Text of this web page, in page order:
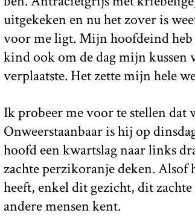
uitgekeken en nu het zover is
voor me ligt. Mijn hoofdeind heb
kind ook om de dag mijn kussen
verplaatste. Het zette mijn hele
Ik probeer me voor te stellen
Onweerstaanbaar is hij op
hoofd een kwartslag naar links
zachte perzikoranje deken.
heeft, enkel dit gezicht, dit
andere mensen kent.